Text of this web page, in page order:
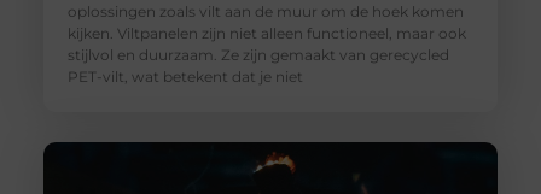
oplossingen zoals vilt aan de muur om de hoek komen
kijken. Viltpanelen zijn niet alleen functioneel, maar ook
stijlvol en duurzaam. Ze zijn gemaakt van gerecycled
PET-vilt, wat betekent dat je niet